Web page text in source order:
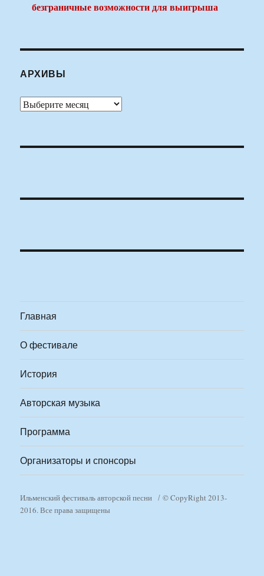
безграничные возможности для выигрыша
АРХИВЫ
Архивы
Главная
О фестивале
История
Авторская музыка
Программа
Организаторы и спонсоры
Ильменский фестиваль авторской песни
© CopyRight 2013-
2016. Все права защищены